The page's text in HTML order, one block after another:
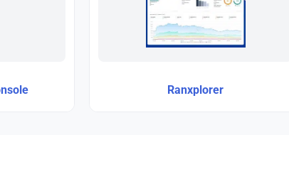
Ranxplorer